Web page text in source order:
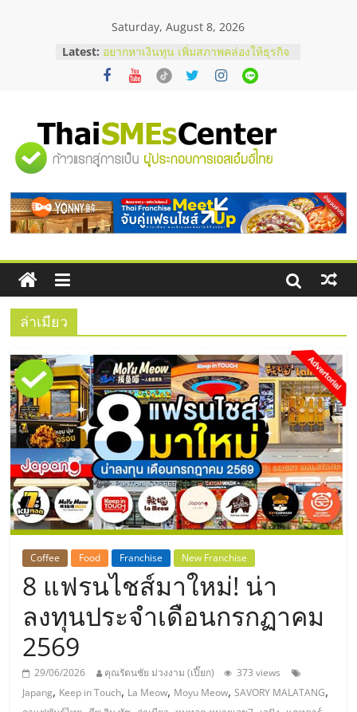
Saturday, August 8, 2026
Latest: อยากหาเงินทุน เพิ่มสภาพคล่องให้ธุรกิจ
เริ่มยังไงให้ผ่านฉลุย
สัมมนาออนไลน์ โอกาสบริหารสถานี
ThaiFranchise Meet Up จับคู่แฟรน
ไชส์ ครั้งที่ 8
ร้านเครื่องเสียงคุณภาพสูง พร้อม
บริษัท Cybersecurity ในไทยที่ไหนดี?
วิธีเลือกผู้ให้บริการให้คุ้มค่าและตอบ
โจทย์ธุรกิจ
"ศูนย์
รวม
ข้อมูล
ธุรกิจ
SME
แห่ง
ประเทศไทย,
ThaiSMEsCenter,
รวม
ธุรกิจ
เอ
ส
เอ็
ล่าเมียว
Coffee Food Franchise New Franchise
8 แฟรนไชส์มาใหม่! น่า
ลงทุนประจำเดือนกรกฏาคม
2569
29/06/2026 คุณรัตนชัย ม่วงงาม (เปี๊ยก)
373 views
Japang, Keep in Touch, La Meow, Moyu Meow,SAVORY MALATANG,